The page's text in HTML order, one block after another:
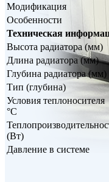
Модификация
Особенности
Техническая
Высота радиатора (мм)
Длина радиатора (мм)
Глубина радиатора (мм)
Тип (глубина)
Условия теплоносителя
°С
(Вт)
Давление в системе